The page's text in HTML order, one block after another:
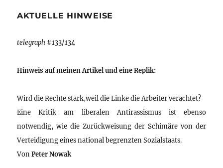
AKTUELLE HINWEISE
telegraph #133/134
Hinweis auf meinen Artikel und eine Replik:
Wird die Rechte stark,weil die Linke die Arbeiter verachtet?
Eine Kritik am liberalen Antirassismus ist ebenso
notwendig, wie die Zurückweisung der Schimäre von der
Verteidigung eines national begrenzten Sozialstaats.
VonPeter Nowak